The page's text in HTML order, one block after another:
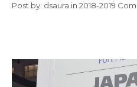
Post by: dsaura in 2018-2019